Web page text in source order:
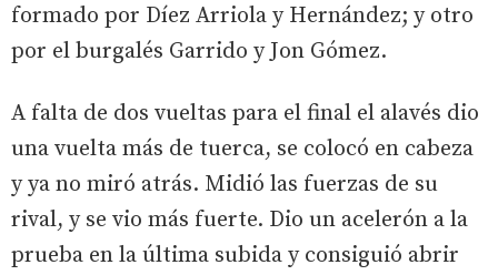
formado por Díez Arriola y Hernández; y otro
por el burgalés Garrido y Jon Gómez.
A falta de dos vueltas para el final el alavés dio
una vuelta más de tuerca, se colocó en cabeza
y ya no miró atrás. Midió las fuerzas de su
rival, y se vio más fuerte. Dio un acelerón a la
prueba en la última subida y consiguió abrir